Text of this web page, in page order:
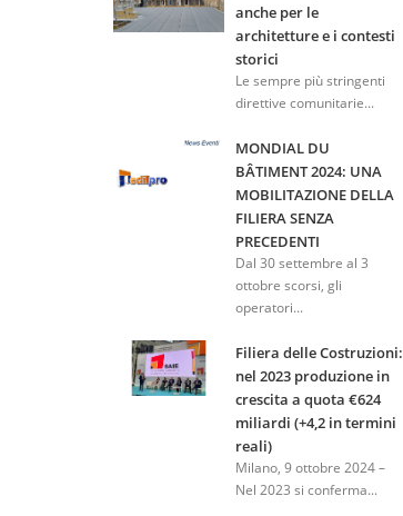
anche per le
architetture e i contesti
storici
Le sempre più stringenti
direttive comunitarie...
MONDIAL DU
BÂTIMENT 2024: UNA
MOBILITAZIONE DELLA
FILIERA SENZA
PRECEDENTI
Dal 30 settembre al 3
ottobre scorsi, gli
operatori...
Filiera delle Costruzioni:
nel 2023 produzione in
crescita a quota €624
miliardi (+4,2 in termini
reali)
Milano, 9 ottobre 2024 –
Nel 2023 si conferma...